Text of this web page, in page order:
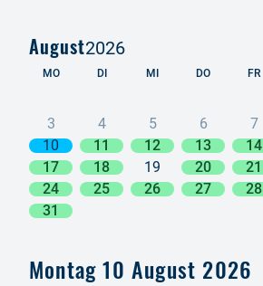
August2026
MO DI MI DO FR
3
4 5 6 7
10
11 12 13 14
17
18 19 20 21
24
25 26 27 28
31
Montag 10 August 2026